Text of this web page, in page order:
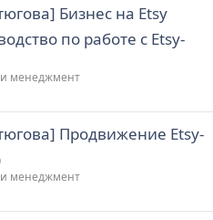
Бизнес на Etsy
по работе с Etsy-
и менеджмент
Продвижение Etsy-
и менеджмент